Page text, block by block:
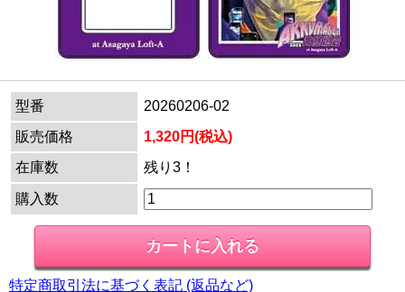
型番
20260206-02
販売価格
1,320円(税込)
在庫数
残り3！
購入数
特定商取引法に基づく表記 (返品など)